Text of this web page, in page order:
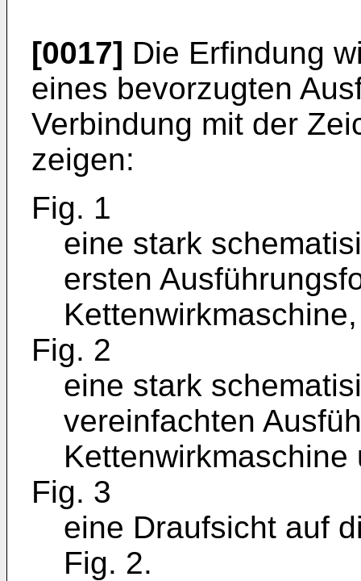
[0017] Die Erfindung
eines bevorzugten
Verbindung mit der
zeigen:
Fig. 1
eine stark
ersten
Kettenwirkmaschine,
Fig. 2
eine stark
vereinfachten
Kettenwirkmaschine
Fig. 3
eine Draufsicht auf
Fig. 2.